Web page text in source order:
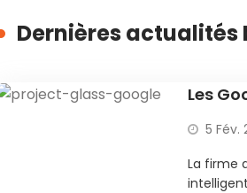
Dernières actualités
Les
5 Fév.
La firme